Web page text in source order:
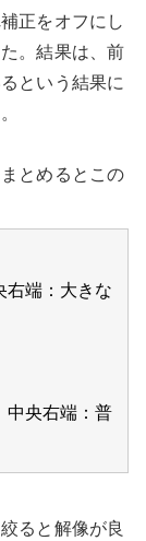
正をオフにし
。結果は、前
という結果に
とめるとこの
端：大きな
央右端：普
ると解像が良